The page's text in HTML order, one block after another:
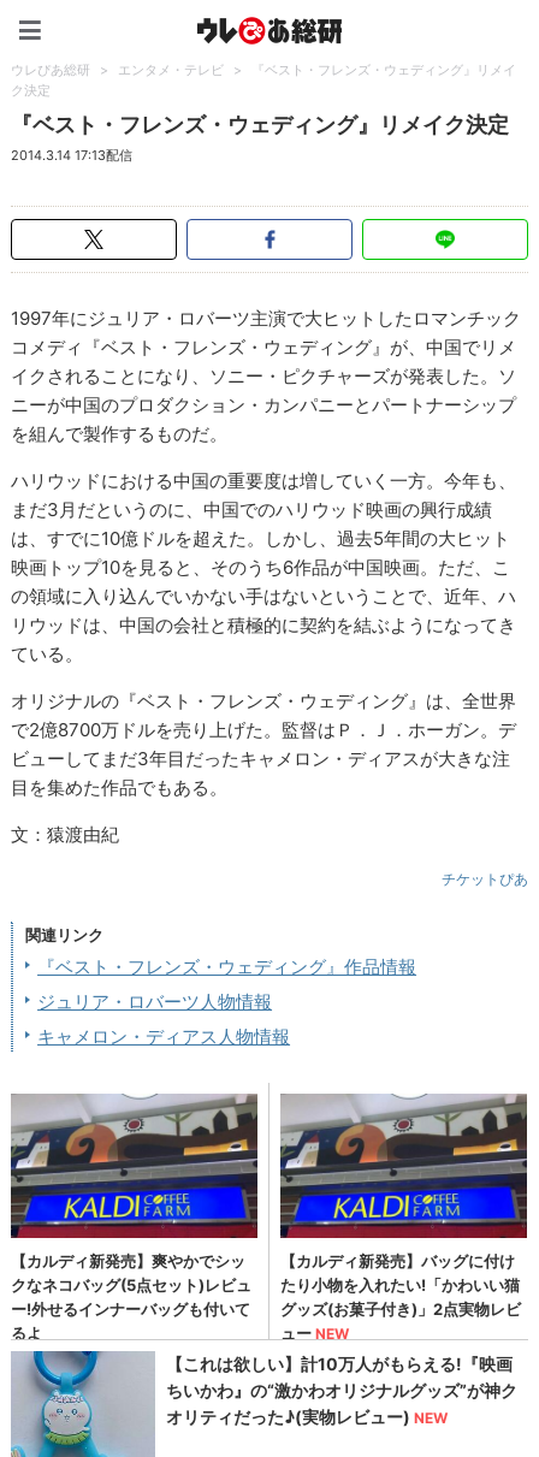
ウレぴあ総研 > エンタメ・テレビ >
『ベスト・フレンズ・ウェディング』リメイ
ク決定
『ベスト・フレンズ・ウェディング』リメイク決定
2014.3.14 17:13配信
1997年にジュリア・ロバーツ主演で大ヒットしたロマンチック
コメディ『ベスト・フレンズ・ウェディング』が、中国でリメ
イクされることになり、ソニー・ピクチャーズが発表した。ソ
ニーが中国のプロダクション・カンパニーとパートナーシップ
を組んで製作するものだ。
ハリウッドにおける中国の重要度は増していく一方。今年も、
まだ3月だというのに、中国でのハリウッド映画の興行成績
は、すでに10億ドルを超えた。しかし、過去5年間の大ヒット
映画トップ10を見ると、そのうち6作品が中国映画。ただ、こ
の領域に入り込んでいかない手はないということで、近年、ハ
リウッドは、中国の会社と積極的に契約を結ぶようになってき
ている。
オリジナルの『ベスト・フレンズ・ウェディング』は、全世界
で2億8700万ドルを売り上げた。監督はＰ．Ｊ．ホーガン。デ
ビューしてまだ3年目だったキャメロン・ディアスが大きな注
目を集めた作品でもある。
文：猿渡由紀
チケットぴあ
関連リンク
『ベスト・フレンズ・ウェディング』作品情報
ジュリア・ロバーツ人物情報
キャメロン・ディアス人物情報